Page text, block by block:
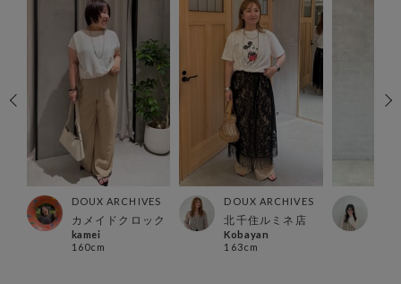
DOUX ARCHIVES
カメイドクロック
kamei
160cm
DOUX ARCHIVES
北千住ルミネ店
Kobayan
163cm